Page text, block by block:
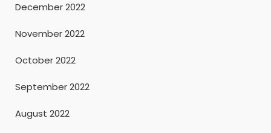
December 2022
November 2022
October 2022
September 2022
August 2022